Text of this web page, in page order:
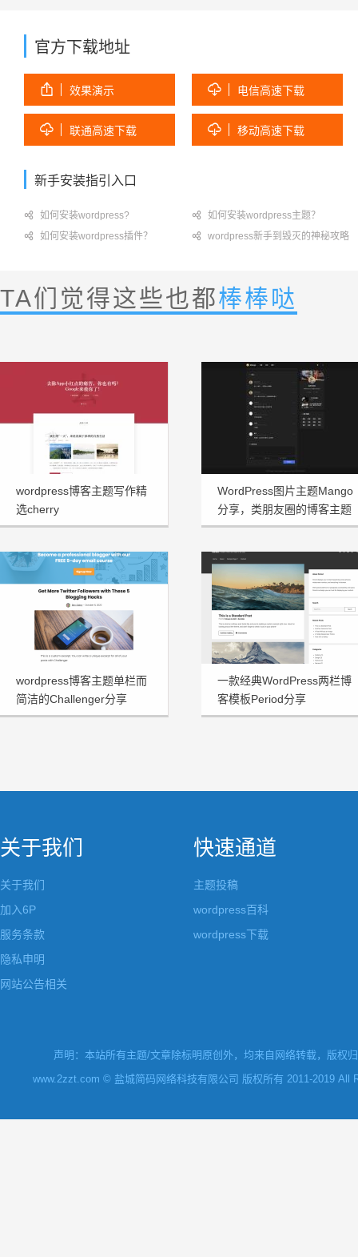
官方下载地址
 效果演示  电信高速下载
 联通高速下载  移动高速下载
新手安装指引入口
 如何安装wordpress?  如何安装wordpress主题？
 如何安装wordpress插件？  wordpress新手到毁灭的神秘攻略
TA们觉得这些也都棒棒哒
wordpress博客主题写作精
选cherry
WordPress图片主题Mango
分享，类朋友圈的博客主题
wordpress博客主题单栏而
简洁的Challenger分享
一款经典WordPress两栏博
客模板Period分享
关于我们
关于我们
加入6P
服务条款
隐私申明
网站公告相关
快速通道
主题投稿
wordpress百科
wordpress下载
声明：本站所有主题/文章除标明原创外，均来自网络转载，版权
www.2zzt.com © 盐城简码网络科技有限公司 版权所有 2011-2019